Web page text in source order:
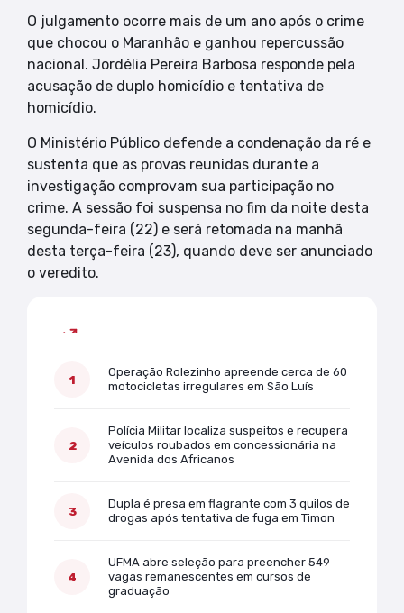
O julgamento ocorre mais de um ano após o crime
que chocou o Maranhão e ganhou repercussão
nacional. Jordélia Pereira Barbosa responde pela
acusação de duplo homicídio e tentativa de
homicídio.
O Ministério Público defende a condenação da ré e
sustenta que as provas reunidas durante a
investigação comprovam sua participação no
crime. A sessão foi suspensa no fim da noite desta
segunda-feira (22) e será retomada na manhã
desta terça-feira (23), quando deve ser anunciado
o veredito.
Operação Rolezinho apreende cerca de 60
motocicletas irregulares em São Luís
Polícia Militar localiza suspeitos e recupera
veículos roubados em concessionária na
Avenida dos Africanos
Dupla é presa em flagrante com 3 quilos de
drogas após tentativa de fuga em Timon
UFMA abre seleção para preencher 549
vagas remanescentes em cursos de
graduação